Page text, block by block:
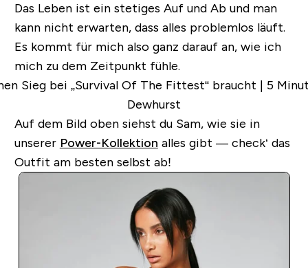
Das Leben ist ein stetiges Auf und Ab und man
kann nicht erwarten, dass alles problemlos läuft.
Es kommt für mich also ganz darauf an, wie ich
mich zu dem Zeitpunkt fühle.
Auf dem Bild oben siehst du Sam, wie sie in
unserer Power-Kollektion alles gibt — check‘ das
Outfit am besten selbst ab!